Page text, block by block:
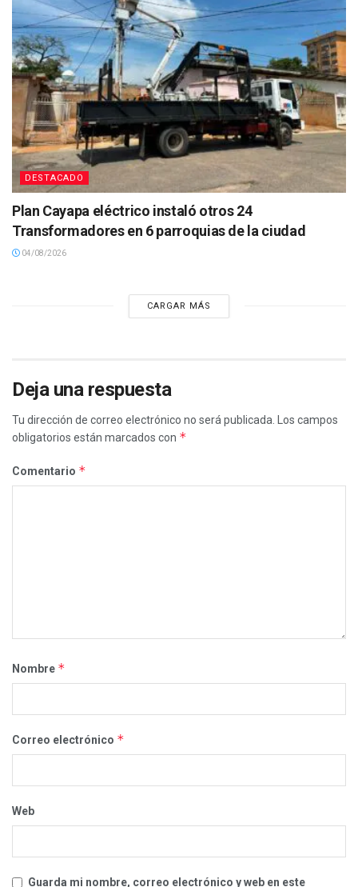
DESTACADO
Plan Cayapa eléctrico instaló otros 24
Transformadores en 6 parroquias de la ciudad
04/08/2026
CARGAR MÁS
Deja una respuesta
Tu dirección de correo electrónico no será publicada.
Los campos
obligatorios están marcados con *
Comentario *
Nombre *
Correo electrónico *
Web
Guarda mi nombre, correo electrónico y web en este